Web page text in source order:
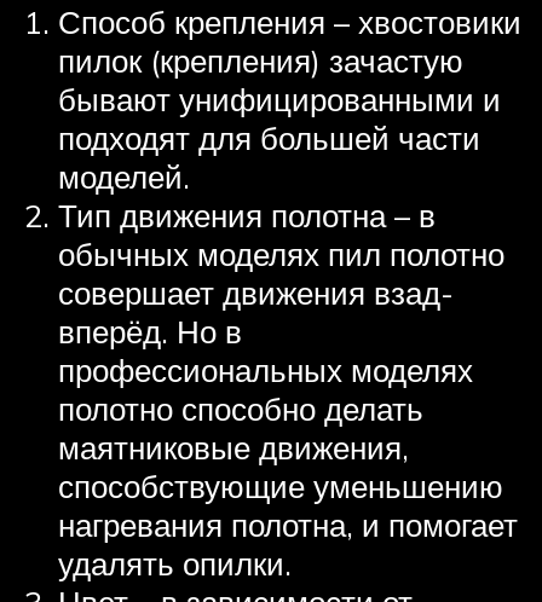
Способ крепления – хвостовики
пилок (крепления) зачастую
бывают унифицированными и
подходят для большей части
моделей.
Тип движения полотна – в
обычных моделях пил полотно
совершает движения взад-
вперёд. Но в
профессиональных моделях
полотно способно делать
маятниковые движения,
способствующие уменьшению
нагревания полотна, и помогает
удалять опилки.